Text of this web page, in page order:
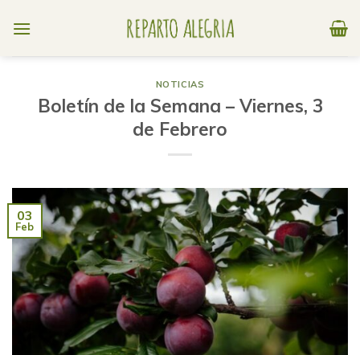
NOTICIAS
Boletín de la Semana – Viernes, 3
de Febrero
03
Feb